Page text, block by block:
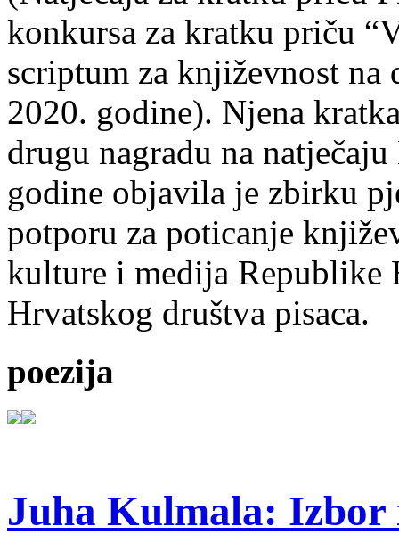
konkursa za kratku priču
scriptum za književnost na
2020. godine). Njena
drugu nagradu na
godine objavila je zbirku
potporu za poticanje
kulture i medija Republike
Hrvatskog društva pisaca.
poezija
Juha Kulmala: Izbor